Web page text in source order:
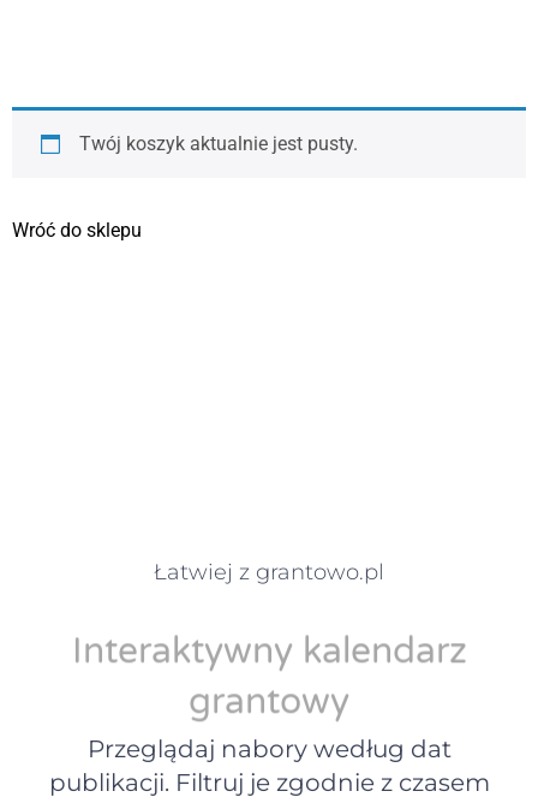
Twój koszyk aktualnie jest pusty.
Wróć do sklepu
Łatwiej z grantowo.pl
Interaktywny kalendarz
grantowy
Przeglądaj nabory według dat
publikacji. Filtruj je zgodnie z czasem